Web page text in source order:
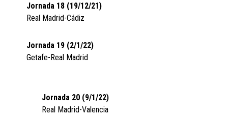
Jornada 18 (19/12/21)
Real Madrid-Cádiz
Jornada 19 (2/1/22)
Getafe-Real Madrid
Jornada 20 (9/1/22)
Real Madrid-Valencia